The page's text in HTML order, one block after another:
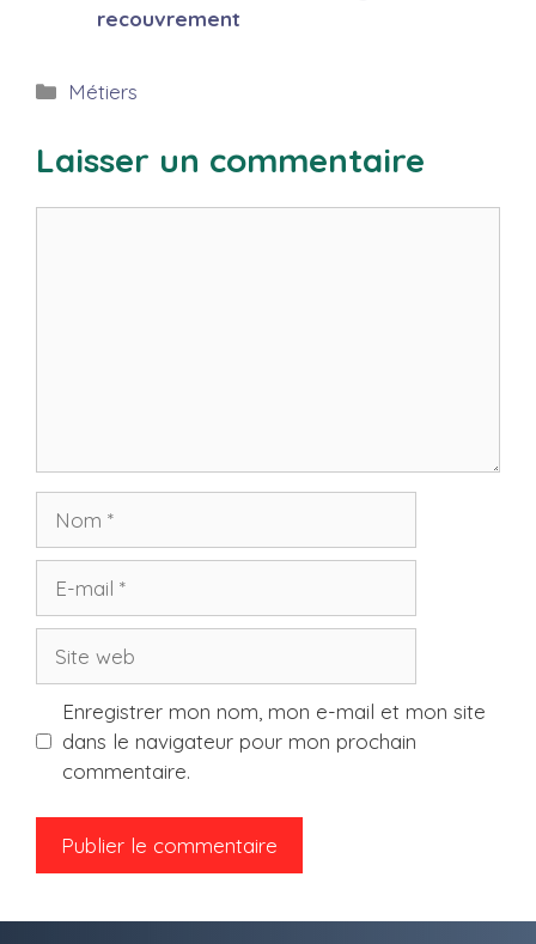
recouvrement
Catégories
Métiers
Laisser un commentaire
mail
web
Enregistrer mon nom, mon e-mail et mon site
dans le navigateur pour mon prochain
commentaire.